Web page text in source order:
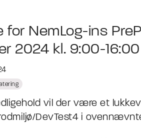
for NemLog-ins
2024 kl. 9:00-16:00
vil der være et
DevTest4 i